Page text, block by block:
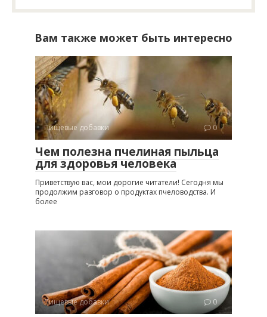
Вам также может быть интересно
Пищевые добавки 0
Чем полезна пчелиная пыльца
для здоровья человека
Приветствую вас, мои дорогие читатели! Сегодня мы
продолжим разговор о продуктах пчеловодства. И
более
Пищевые добавки 0